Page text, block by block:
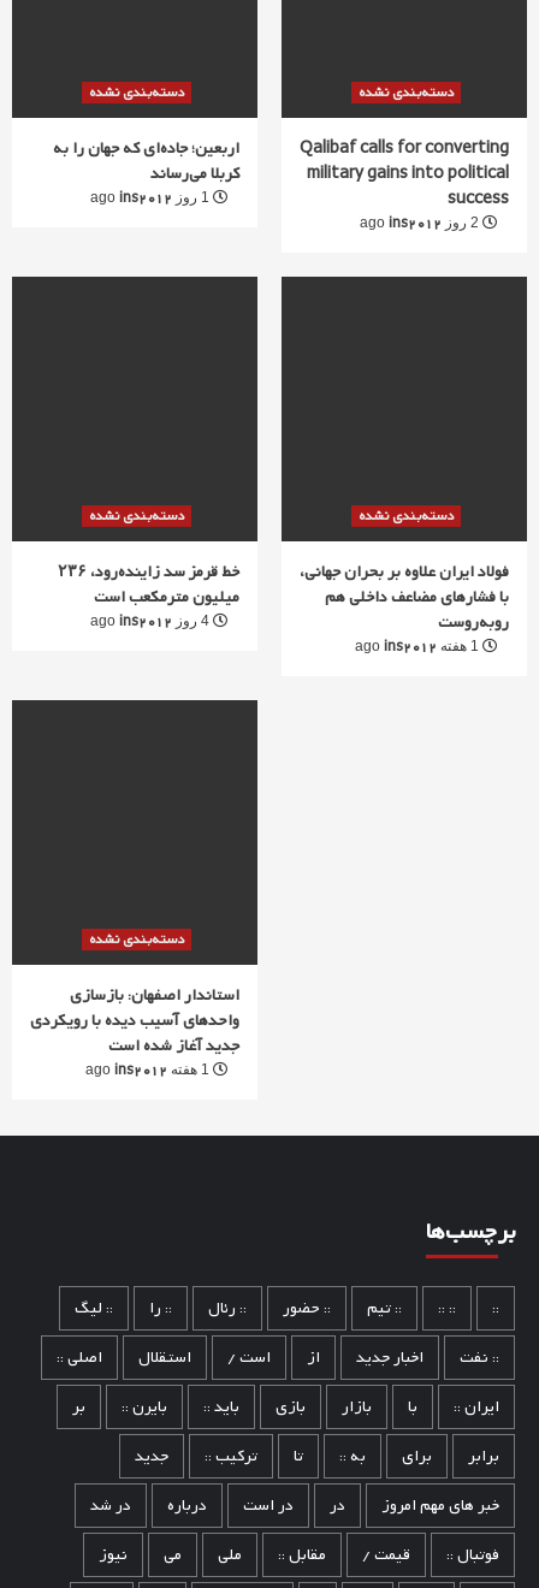
دسته‌بندی نشده
اربعین؛ جاده‌ای که جهان را به
کربلا می‌رساند
ins2012
دسته‌بندی نشده
Qalibaf calls for converting
military gains into political
success
ins2012
دسته‌بندی نشده
خط قرمز سد زاینده‌رود، ۲۳۶
میلیون مترمکعب است
ins2012
دسته‌بندی نشده
فولاد ایران علاوه بر بحران جهانی،
با فشارهای مضاعف داخلی هم
روبه‌روست
ins2012
دسته‌بندی نشده
استاندار اصفهان: بازسازی
واحدهای آسیب دیده با رویکردی
جدید آغاز شده است
ins2012
برچسب‌ها
::
:: :: :: تیم :: حضور :: رئال :: را
:: لیگ
:: نفت
اخبار جدید از است / استقلال
اصلی ::
ایران ::
با بازار بازی باید :: بایرن ::
بر
برابر
برای به :: تا ترکیب ::
جدید
خبر های مهم امروز
در در است درباره
در شد
فوتبال ::
قیمت / مقابل :: ملی می نیوز